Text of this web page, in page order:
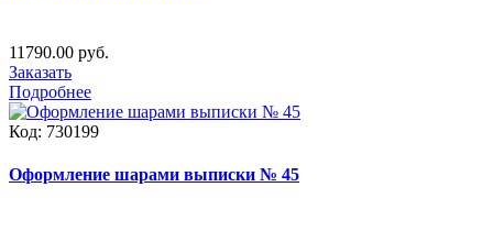
11790.00 руб.
Заказать
Подробнее
Код: 730199
Оформление шарами выписки № 45